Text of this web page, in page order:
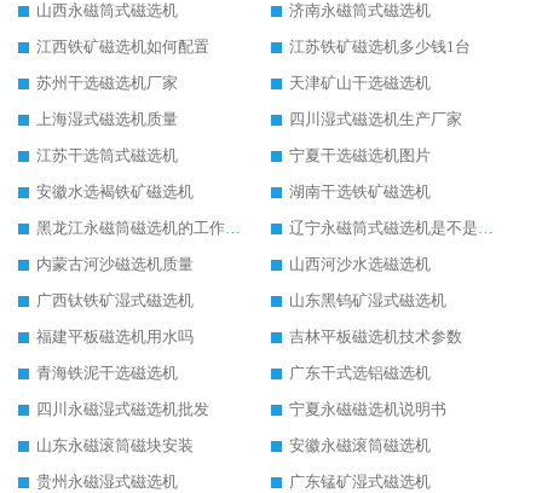
山西永磁筒式磁选机
济南永磁筒式磁选机
江西铁矿磁选机如何配置
江苏铁矿磁选机多少钱1台
苏州干选磁选机厂家
天津矿山干选磁选机
上海湿式磁选机质量
四川湿式磁选机生产厂家
江苏干选筒式磁选机
宁夏干选磁选机图片
安徽水选褐铁矿磁选机
湖南干选铁矿磁选机
黑龙江永磁筒磁选机的工作原理
辽宁永磁筒式磁选机是不是强磁
内蒙古河沙磁选机质量
山西河沙水选磁选机
广西钛铁矿湿式磁选机
山东黑钨矿湿式磁选机
福建平板磁选机用水吗
吉林平板磁选机技术参数
青海铁泥干选磁选机
广东干式选铝磁选机
四川永磁湿式磁选机批发
宁夏永磁磁选机说明书
山东永磁滚筒磁块安装
安徽永磁滚筒磁选机
贵州永磁湿式磁选机
广东锰矿湿式磁选机